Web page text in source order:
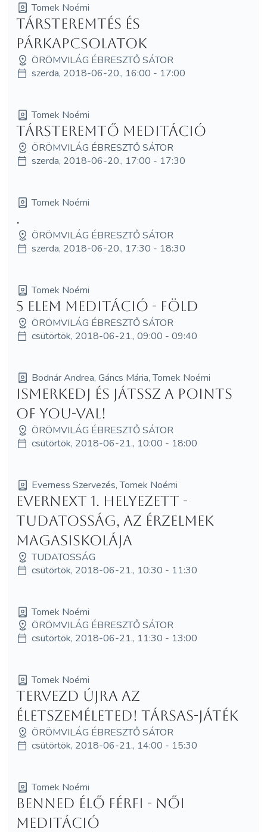
Tomek Noémi
Társteremtés és
párkapcsolatok
ÖRÖMVILÁG ÉBRESZTŐ SÁTOR
szerda, 2018-06-20., 16:00 - 17:00
Tomek Noémi
Társteremtő meditáció
ÖRÖMVILÁG ÉBRESZTŐ SÁTOR
szerda, 2018-06-20., 17:00 - 17:30
Tomek Noémi
.
ÖRÖMVILÁG ÉBRESZTŐ SÁTOR
szerda, 2018-06-20., 17:30 - 18:30
Tomek Noémi
5 elem meditáció - Föld
ÖRÖMVILÁG ÉBRESZTŐ SÁTOR
csütörtök, 2018-06-21., 09:00 - 09:40
Bodnár Andrea, Gáncs Mária, Tomek Noémi
Ismerkedj és játssz a Points
of You-val!
ÖRÖMVILÁG ÉBRESZTŐ SÁTOR
csütörtök, 2018-06-21., 10:00 - 18:00
Everness Szervezés, Tomek Noémi
Evernext 1. helyezett -
Tudatosság, az érzelmek
magasiskolája
TUDATOSSÁG
csütörtök, 2018-06-21., 10:30 - 11:30
Tomek Noémi
ÖRÖMVILÁG ÉBRESZTŐ SÁTOR
csütörtök, 2018-06-21., 11:30 - 13:00
Tomek Noémi
Tervezd újra az
ÉLETszeméletED! Társas-játék
ÖRÖMVILÁG ÉBRESZTŐ SÁTOR
csütörtök, 2018-06-21., 14:00 - 15:30
Tomek Noémi
Benned élő Férfi - Női
meditáció